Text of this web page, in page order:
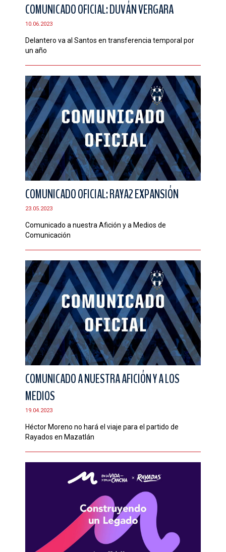
COMUNICADO OFICIAL: DUVÁN VERGARA
10.06.2023
Delantero va al Santos en transferencia temporal por
un año
COMUNICADO OFICIAL: RAYA2 EXPANSIÓN
23.05.2023
Comunicado a nuestra Afición y a Medios de
Comunicación
COMUNICADO A NUESTRA AFICIÓN Y A LOS
MEDIOS
19.04.2023
Héctor Moreno no hará el viaje para el partido de
Rayados en Mazatlán